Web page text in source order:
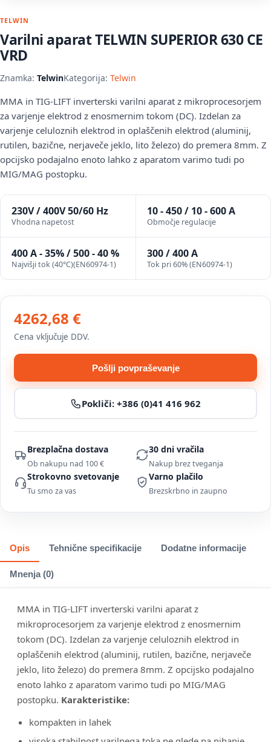
TELWIN
Varilni aparat TELWIN SUPERIOR 630 CE
VRD
Znamka: TelwinKategorija: Telwin
MMA in TIG-LIFT inverterski varilni aparat z mikroprocesorjem
za varjenje elektrod z enosmernim tokom (DC). Izdelan za
varjenje celuloznih elektrod in oplaščenih elektrod (aluminij,
rutilen, bazične, nerjaveče jeklo, lito železo) do premera 8mm. Z
opcijsko podajalno enoto lahko z aparatom varimo tudi po
MIG/MAG postopku.
230V / 400V 50/60 Hz
Vhodna napetost
10 - 450 / 10 - 600 A
Območje regulacije
400 A - 35% / 500 - 40 %
Najvišji tok (40°C)(EN60974-1)
300 / 400 A
Tok pri 60% (EN60974-1)
4262,68 €
Cena vključuje DDV.
Pošlji povpraševanje
Pokliči: +386 (0)41 416 962
Brezplačna dostava
Ob nakupu nad 100 €
30 dni vračila
Nakup brez tveganja
Strokovno svetovanje
Tu smo za vas
Varno plačilo
Brezskrbno in zaupno
Opis Tehnične specifikacije Dodatne informacije
Mnenja (0)
MMA in TIG-LIFT inverterski varilni aparat z
mikroprocesorjem za varjenje elektrod z enosmernim
tokom (DC). Izdelan za varjenje celuloznih elektrod in
oplaščenih elektrod (aluminij, rutilen, bazične, nerjaveče
jeklo, lito železo) do premera 8mm. Z opcijsko podajalno
enoto lahko z aparatom varimo tudi po MIG/MAG
postopku. Karakteristike:
kompakten in lahek